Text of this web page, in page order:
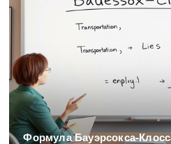
Формула Бауэрсокса-